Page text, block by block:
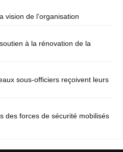
vision de l’organisation
à la rénovation de la
sous-officiers reçoivent leurs
des forces de sécurité mobilisés